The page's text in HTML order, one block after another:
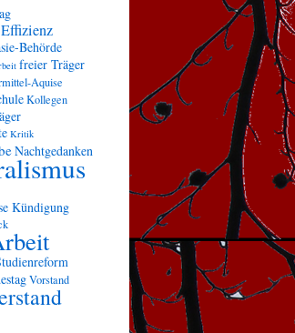
Effizienz
Behörde
freier Träger
Aquise
Kollegen
Kritik
Nachtgedanken
Kündigung
Vorstand